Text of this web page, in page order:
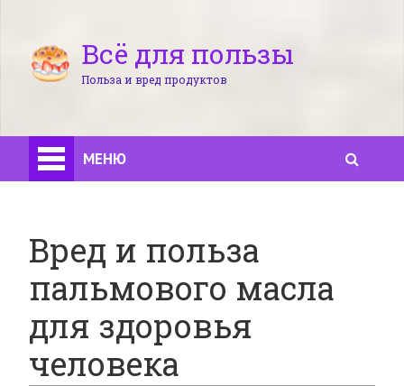
Всё для пользы
Польза и вред продуктов
МЕНЮ
Вред и польза
пальмового масла
для здоровья
человека